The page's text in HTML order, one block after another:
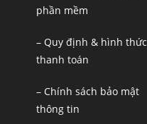
phần mềm
– Quy định & hình thức
thanh toán
– Chính sách bảo mật
thông tin